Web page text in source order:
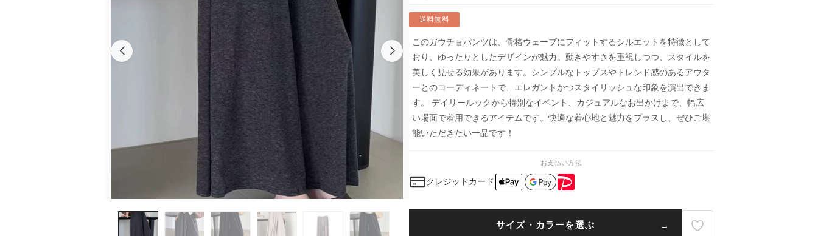
送料無料
このガウチョパンツは、骨格ウェーブにフィットするシルエットを特徴として
おり、ゆったりとしたデザインが魅力。動きやすさを重視しつつ、スタイルを
美しく見せる効果があります。シンプルなトップスやトレンド感のあるアウタ
ーとのコーディネートで、エレガントかつスタイリッシュな印象を演出できま
す。 デイリールックから特別なイベント、カジュアルなお出かけまで、幅広
い場面で着用できるアイテムです。快適な着心地と魅力をプラスし、ぜひご堪
能いただきたい一品です！
お支払い方法
クレジットカード
サイズ・カラーを選ぶ